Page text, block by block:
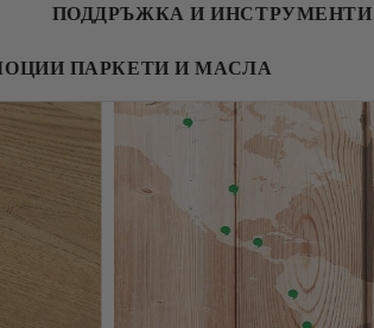
ПОДДРЪЖКА И ИНСТРУМЕНТИ
ПАРКЕТИ И МАСЛА